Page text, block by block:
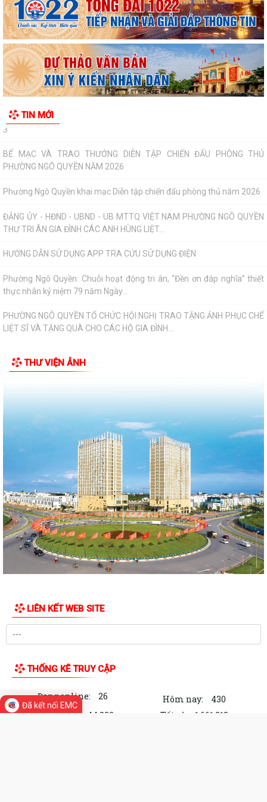
TIN MỚI
TRỌNG TÂM QUÝ III/2026 , CHUẨN BỊ NĂM HỌC...
HỘI ĐỒNG NHÂN DÂN PHƯỜNG NGÔ QUYỀN THÔNG BÁO KẾT QUẢ KỲ
HỌP THỨ 4
HỘI ĐỒNG NHÂN DÂN THÀNH PHỐ THÔNG BÁO KẾT QUẢ KỲ HỌP THỨ
3
PHƯỜNG NGÔ QUYỀN NĂM 2026
ĐẢNG ỦY - HĐND - UBND - UB MTTQ VIỆT NAM PHƯỜNG NGÔ QUYỀN
Phường Ngô Quyền: Chuỗi hoạt động tri ân, “Đền ơn đáp nghĩa” thiết
LIỆT SĨ VÀ TẶNG QUÀ CHO CÁC HỘ GIA ĐÌNH...
chế cưỡng chế 02 tổ chức để thu hồi nhà là...
UBND PHƯỜNG NGÔ QUYỀN THÔNG BÁO THỜI GIAN TỔ CHỨC HỘI
NGHỊ ĐỐI THOẠI DOANH NGHIỆP, HỘ KINH DOANH,...
PHƯỜNG NGÔ QUYỀN TỔ CHỨC GIAO BAN TỔ DÂN PHỐ SAU SẮP XẾP,
HỘI ĐỒNG NHÂN DÂN PHƯỜNG NGÔ QUYỀN THÔNG BÁO KẾT QUẢ KỲ
HỌP THỨ 4, KHÓA II, NHIỆM KỲ 2026 - 2031
PHƯỜNG NGÔ QUYỀN TUYÊN TRUYỀN VẬN ĐỘNG TỔ CHỨC, CÁ NHÂN
CÓ LIÊN QUAN THUÊ NHÀ, ĐẤT LÀ TÀI SẢN...
Kỳ họp thứ 4 HĐND Phường Ngô Quyền: Phân bổ bổ sung hơn 38 tỷ
đồng vốn đầu tư công
KẾ HOẠCH TỔ CHỨC TIẾP CÔNG DÂN 6 THÁNG CUỐI NĂM 2026 CỦA
THƯỜNG TRỰC HĐND, ĐẠI BIỂU HĐND PHƯỜNG...
HỘI ĐỒNG NHÂN DÂN PHƯỜNG THÔNG BÁO LỊCH TIẾP CÔNG DÂN 6
PHƯỜNG NGÔ QUYỀN: NÂNG CAO HIỆU QUẢ QUẢN LÝ HOẠT ĐỘNG PHI
PHÓNG SỰ (THP): Phường Ngô Quyền giải phóng mặt bằng khu vực
THƯ VIỆN ẢNH
LIÊN KẾT WEB SITE
THỐNG KÊ TRUY CẬP
Đang online: 26 Hôm nay:
430
Trong tuần:
44,832 Tất cả: 1,661,218
Đã kết nối EMC